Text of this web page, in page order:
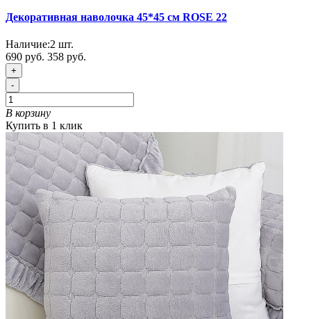
Декоративная наволочка 45*45 см ROSE 22
Наличие:2 шт.
690 руб. 358 руб.
+
-
В корзину
Купить в 1 клик